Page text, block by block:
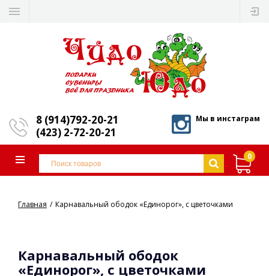
8 (914)792-20-21
(423) 2-72-20-21
Мы в инстаграм
0
Главная Карнавальный ободок «Единорог», с цветочками
Карнавальный ободок
«Единорог», с цветочками